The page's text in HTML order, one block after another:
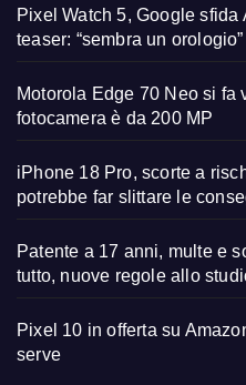
Pixel Watch 5, Google
teaser: “sembra un orologio”
Motorola Edge 70 Neo si fa
fotocamera è da 200 MP
iPhone 18 Pro, scorte a
potrebbe far slittare le
Patente a 17 anni, multe e
tutto, nuove regole allo
Pixel 10 in offerta su
serve